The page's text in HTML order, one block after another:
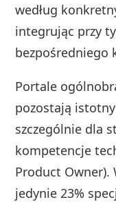
według
integrując przy
bezpośredniego
Portale
pozostają
szczególnie dla
kompetencje
Product Owner).
jedynie 23%